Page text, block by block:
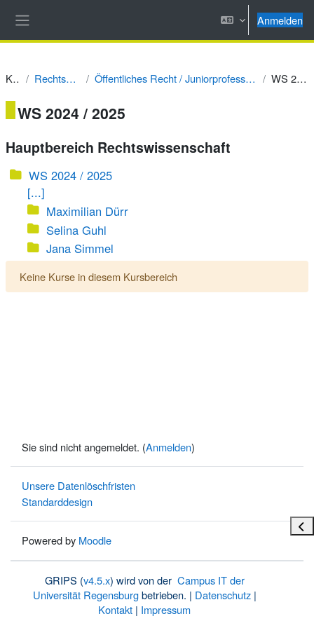
Anmelden
Kurse Rechtswissenschaft Öffentliches Recht / Juniorprofessur Prof. Dr. Alexander Tischbirek WS 2024 / 2025
WS 2024 / 2025
Hauptbereich Rechtswissenschaft
WS 2024 / 2025
[...]
Maximilian Dürr
Selina Guhl
Jana Simmel
Keine Kurse in diesem Kursbereich
Sie sind nicht angemeldet. (Anmelden)
Unsere Datenlöschfristen
Standarddesign
Powered by Moodle
GRIPS (v4.5.x) wird von der Campus IT der
Universität Regensburgbetrieben. | Datenschutz|
Kontakt | Impressum